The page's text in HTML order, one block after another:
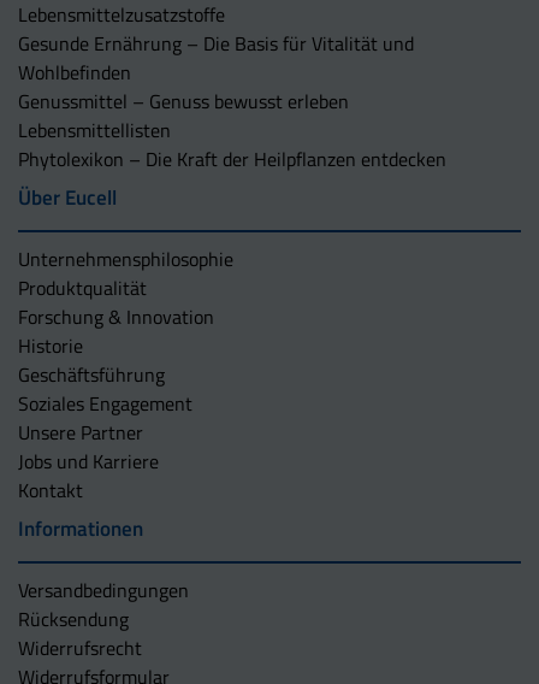
Lebensmittelzusatzstoffe
Gesunde Ernährung – Die Basis für Vitalität und
Wohlbefinden
Genussmittel – Genuss bewusst erleben
Lebensmittellisten
Phytolexikon – Die Kraft der Heilpflanzen entdecken
Über Eucell
Unternehmens­philosophie
Produktqualität
Forschung & Innovation
Historie
Geschäftsführung
Soziales Engagement
Unsere Partner
Jobs und Karriere
Kontakt
Informationen
Versandbedingungen
Rücksendung
Widerrufsrecht
Widerrufsformular